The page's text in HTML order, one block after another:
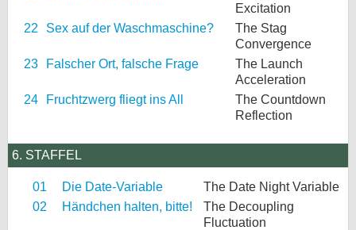
Excitation
22
Sex auf der Waschmaschine?
The Stag
Convergence
23
Falscher Ort, falsche Frage
The Launch
Acceleration
24
Fruchtzwerg fliegt ins All
The Countdown
Reflection
6. STAFFEL
01 Die Date-Variable
The Date Night Variable
02
Händchen halten, bitte!
The Decoupling
Fluctuation